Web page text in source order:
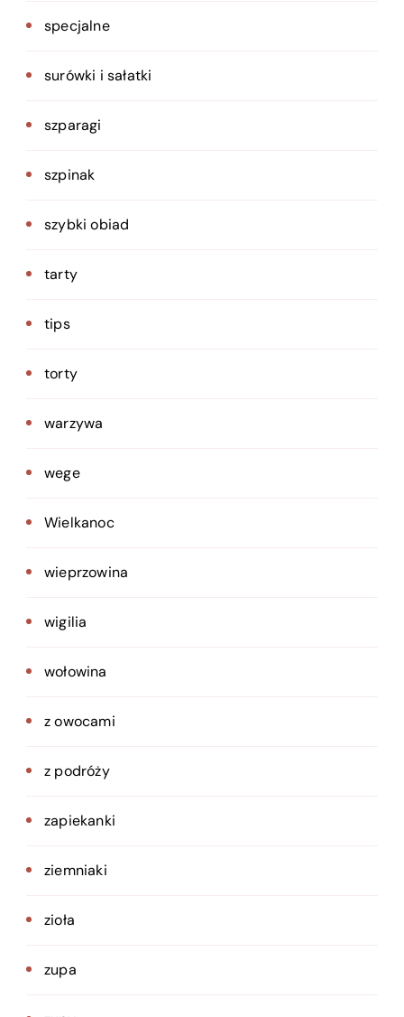
specjalne
surówki i sałatki
szparagi
szpinak
szybki obiad
tarty
tips
torty
warzywa
wege
Wielkanoc
wieprzowina
wigilia
wołowina
z owocami
z podróży
zapiekanki
ziemniaki
zioła
zupa